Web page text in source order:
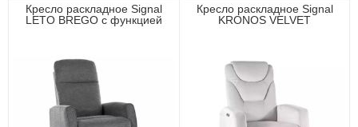
Кресло раскладное Signal
LETO BREGO с функцией
Кресло раскладное Signal
KRONOS VELVET